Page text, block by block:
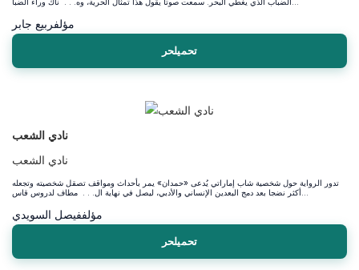
مؤلفربيع جابر
تحميلحر
نادي الشعب
نادي الشعب
تدور الرواية حول شخصية شاب إماراتي يُدعى «حمدان» يمر بأحداث ومواقف تصقل شخصيته وتجعله
مؤلففيصل السويدي
تحميلحر